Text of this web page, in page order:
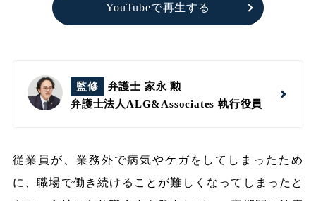
YouTubeで再生する
監修
弁護士 家永 勲
弁護士法人ALG&Associates 執行役員
従業員が、業務外で病気やケガをしてしまったため
に、職場で働き続けることが難しくなってしまったと